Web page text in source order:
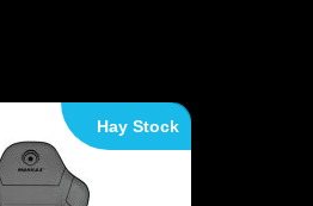
Hay Stock